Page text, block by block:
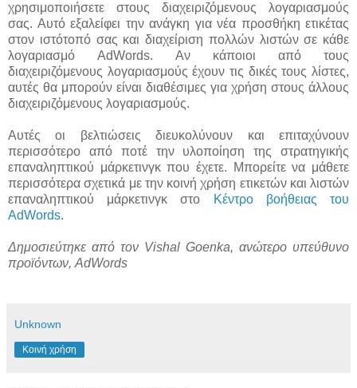
χρησιμοποιήσετε στους διαχειριζόμενους λογαριασμούς
σας. Αυτό εξαλείφει την ανάγκη για νέα προσθήκη ετικέτας
στον ιστότοπό σας και διαχείριση πολλών λιστών σε κάθε
λογαριασμό AdWords. Αν κάποιοι από τους
διαχειριζόμενους λογαριασμούς έχουν τις δικές τους λίστες,
αυτές θα μπορούν είναι διαθέσιμες για χρήση στους άλλους
διαχειριζόμενους λογαριασμούς.
Αυτές οι βελτιώσεις διευκολύνουν και επιταχύνουν
περισσότερο από ποτέ την υλοποίηση της στρατηγικής
επαναληπτικού μάρκετινγκ που έχετε. Μπορείτε να μάθετε
περισσότερα σχετικά με την κοινή χρήση ετικετών και λιστών
επαναληπτικού μάρκετινγκ στο
Κέντρο βοήθειας του
AdWords.
Δημοσιεύτηκε από τον Vishal Goenka, ανώτερο υπεύθυνο
προϊόντων, AdWords
Unknown
Κοινή χρήση